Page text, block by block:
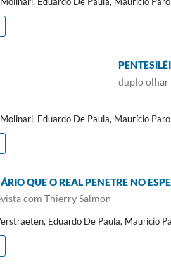
duplo olhar
Eduardo De Paula, Maurício
QUE O REAL PENETRE NO
com Thierry Salmon
Eduardo De Paula, Maurício